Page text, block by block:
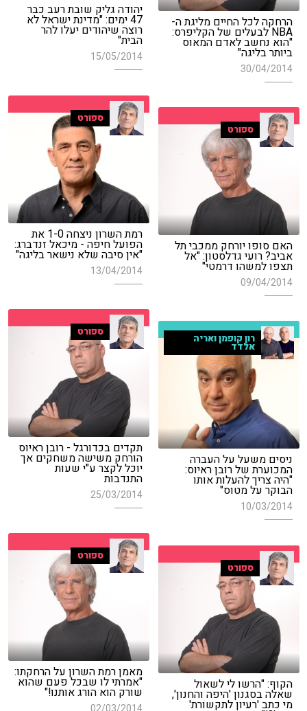
יהודה גליק שובת רעב כבר
47 ימים: "מדינת ישראל לא
רוצה שיהודים יעלו להר
הבית"
15/05/2014
הרחקה לכל החיים מליגת ה-
NBA לבעלים של הקליפרס:
"הוא נחשב לאדם המאוס
ביותר בליגה"
30/04/2014
ספורט
רמת השרון ניצחה 1-0 את
הפועל חיפה - מיכאל זנדברג:
"אין סיבה שלא נישאר בליגה"
13/04/2014
ספורט
האם סופו יורחק ממכבי תל
אביב? רועי גדלסטון: "אל
תצפו למשהו דרמטי"
09/04/2014
ספורט
תקדים בכדורגל - רובן ראיוס
הורחק משישה משחקים אך
יוכל לקצר ע"י שעות
התנדבות
25/03/2014
רון קופמן ואריה
אלדד
ניסים משעל על העברה
המכוערת של רובן ראיוס:
"היה צריך להעלות אותו
הבוקר על מטוס"
10/03/2014
ספורט
מאמן רמת השרון על הרחקתו:
"אמרתי לו שבכל פעם שהוא
שורק הוא הורג אותנו!"
ספורט
הקוף: "הרשו לי לשאול
שאלה בסגנון 'היפה והחנון',
מי כתב 'רעיון לתקשורת'